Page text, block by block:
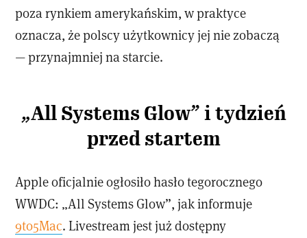
poza rynkiem amerykańskim, w praktyce
oznacza, że polscy użytkownicy jej nie zobaczą
— przynajmniej na starcie.
„All Systems Glow” i tydzień
przed startem
Apple oficjalnie ogłosiło hasło tegorocznego
WWDC: „All Systems Glow”, jak informuje
9to5Mac. Livestream jest już dostępny